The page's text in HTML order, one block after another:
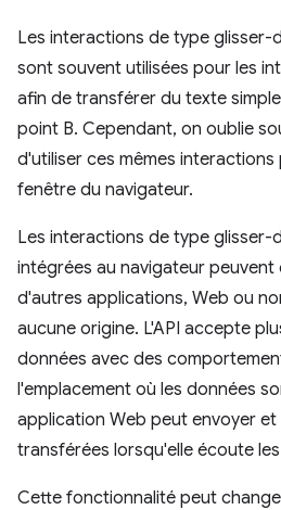
Les interactions de type
sont souvent utilisées pour les
afin de transférer du texte
point B. Cependant, on oublie
d'utiliser ces mêmes
fenêtre du navigateur.
Les interactions de type
intégrées au navigateur peuvent
d'autres applications, Web ou
aucune origine. L'API accepte
données avec des
l'emplacement où les données
application Web peut envoyer
transférées lorsqu'elle écoute
Cette fonctionnalité peut